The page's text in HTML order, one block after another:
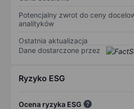
Potencjalny zwrot do ceny
analityków
Ostatnia aktualizacja
Dane dostarczone przez
Ryzyko ESG
Ocena ryzyka ESG